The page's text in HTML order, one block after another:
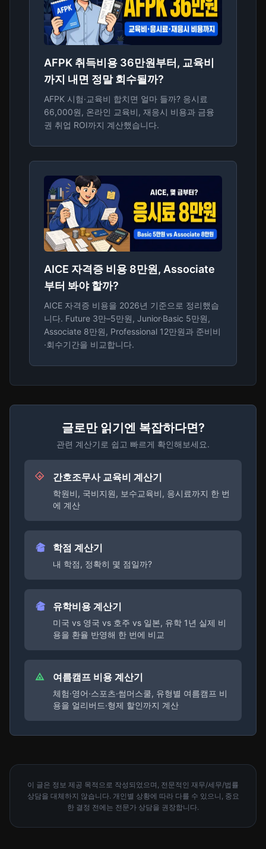
AFPK 취득비용 36만원부터, 교육비
까지 내면 정말 회수될까?
AFPK 시험·교육비 합치면 얼마 들까? 응시료
66,000원, 온라인 교육비, 재응시 비용과 금융
권 취업 ROI까지 계산했습니다.
AICE 자격증 비용 8만원, Associate
부터 봐야 할까?
AICE 자격증 비용을 2026년 기준으로 정리했습
니다. Future 3만–5만원, Junior·Basic 5만원,
Associate 8만원, Professional 12만원과 준비비
·회수기간을 비교합니다.
글로만 읽기엔 복잡하다면?
관련 계산기로 쉽고 빠르게 확인해보세요.
간호조무사 교육비 계산기
학원비, 국비지원, 보수교육비, 응시료까지 한 번
에 계산
학점 계산기
내 학점, 정확히 몇 점일까?
유학비용 계산기
미국 vs 영국 vs 호주 vs 일본, 유학 1년 실제 비
용을 환율 반영해 한 번에 비교
여름캠프 비용 계산기
체험·영어·스포츠·썸머스쿨, 유형별 여름캠프 비
용을 얼리버드·형제 할인까지 계산
이 글은 정보 제공 목적으로 작성되었으며, 전문적인 재무/세무/법률
상담을 대체하지 않습니다. 개인별 상황에 따라 다를 수 있으니, 중요
한 결정 전에는 전문가 상담을 권장합니다.